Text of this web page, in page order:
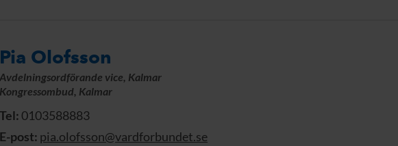
Pia Olofsson
Avdelningsordförande vice, Kalmar
Kongressombud, Kalmar
Tel: 0103588883
E-post: pia.olofsson@vardforbundet.se